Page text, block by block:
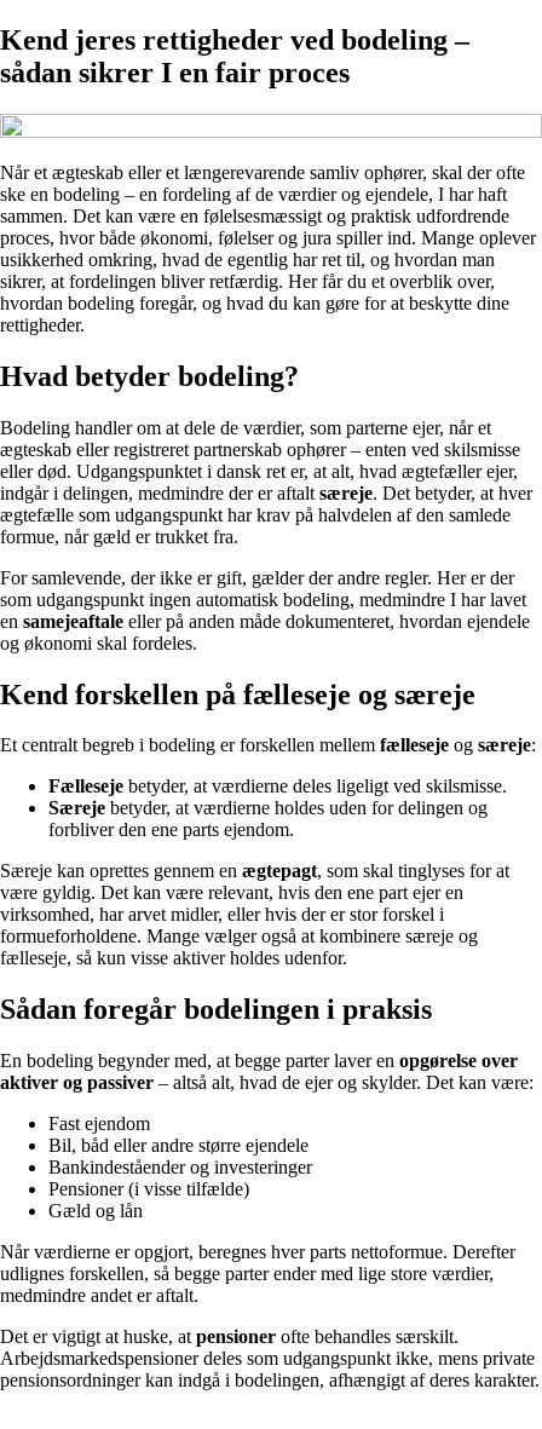
Kend jeres rettigheder ved bodeling –
sådan sikrer I en fair proces
Når et ægteskab eller et længerevarende samliv ophører, skal der ofte
ske en bodeling – en fordeling af de værdier og ejendele, I har haft
sammen. Det kan være en følelsesmæssigt og praktisk udfordrende
proces, hvor både økonomi, følelser og jura spiller ind. Mange oplever
usikkerhed omkring, hvad de egentlig har ret til, og hvordan man
sikrer, at fordelingen bliver retfærdig. Her får du et overblik over,
hvordan bodeling foregår, og hvad du kan gøre for at beskytte dine
rettigheder.
Hvad betyder bodeling?
Bodeling handler om at dele de værdier, som parterne ejer, når et
ægteskab eller registreret partnerskab ophører – enten ved skilsmisse
eller død. Udgangspunktet i dansk ret er, at alt, hvad ægtefæller ejer,
indgår i delingen, medmindre der er aftalt særeje. Det betyder, at hver
ægtefælle som udgangspunkt har krav på halvdelen af den samlede
formue, når gæld er trukket fra.
For samlevende, der ikke er gift, gælder der andre regler. Her er der
som udgangspunkt ingen automatisk bodeling, medmindre I har lavet
en samejeaftale eller på anden måde dokumenteret, hvordan ejendele
og økonomi skal fordeles.
Kend forskellen på fælleseje og særeje
Et centralt begreb i bodeling er forskellen mellem fælleseje og særeje:
Fælleseje betyder, at værdierne deles ligeligt ved skilsmisse.
Særeje betyder, at værdierne holdes uden for delingen og
forbliver den ene parts ejendom.
Særeje kan oprettes gennem en ægtepagt, som skal tinglyses for at
være gyldig. Det kan være relevant, hvis den ene part ejer en
virksomhed, har arvet midler, eller hvis der er stor forskel i
formueforholdene. Mange vælger også at kombinere særeje og
fælleseje, så kun visse aktiver holdes udenfor.
Sådan foregår bodelingen i praksis
En bodeling begynder med, at begge parter laver en opgørelse over
aktiver og passiver – altså alt, hvad de ejer og skylder. Det kan være:
Fast ejendom
Bil, båd eller andre større ejendele
Bankindeståender og investeringer
Pensioner (i visse tilfælde)
Gæld og lån
Når værdierne er opgjort, beregnes hver parts nettoformue. Derefter
udlignes forskellen, så begge parter ender med lige store værdier,
medmindre andet er aftalt.
Det er vigtigt at huske, at pensioner ofte behandles særskilt.
Arbejdsmarkedspensioner deles som udgangspunkt ikke, mens private
pensionsordninger kan indgå i bodelingen, afhængigt af deres karakter.